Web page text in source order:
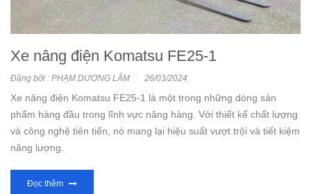
Xe nâng điện Komatsu FE25-1
Đăng bởi : PHẠM DƯƠNG LÂM 26/03/2024
Xe nâng điện Komatsu FE25-1 là một trong những dòng sản
phẩm hàng đầu trong lĩnh vực nâng hàng. Với thiết kế chất lượng
và công nghệ tiên tiến, nó mang lại hiệu suất vượt trội và tiết kiệm
năng lượng.
Đọc thêm